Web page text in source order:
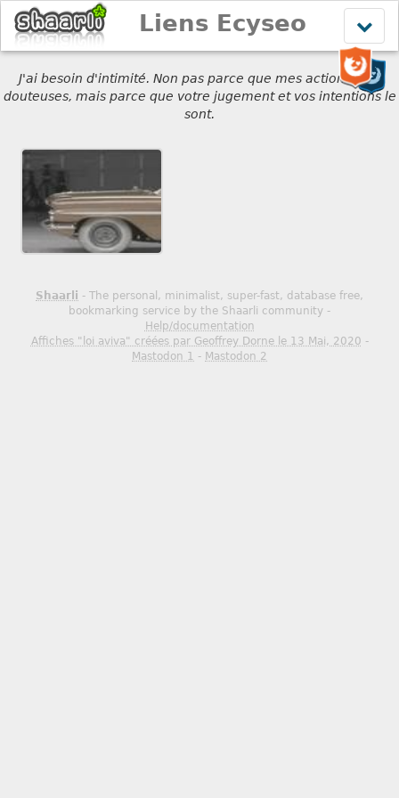
le
menu
Liens Ecyseo
J'ai besoin d'intimité. Non pas parce que mes actions sont
douteuses, mais parce que votre jugement et vos intentions le
sont.
Shaarli - The personal, minimalist, super-fast, database free,
bookmarking service by the Shaarli community -
Help/documentation
Affiches "loi aviva" créées par Geoffrey Dorne le 13 Mai, 2020 -
Mastodon 1 - Mastodon 2